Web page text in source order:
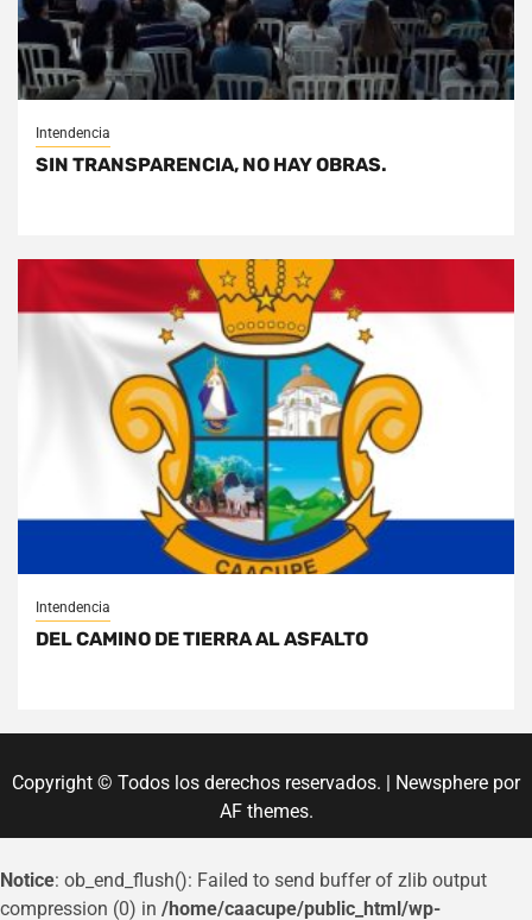
Intendencia
SIN TRANSPARENCIA, NO HAY OBRAS.
Intendencia
DEL CAMINO DE TIERRA AL ASFALTO
Copyright © Todos los derechos reservados. | Newsphere por
AF themes.
Notice: ob_end_flush(): Failed to send buffer of zlib output
compression (0) in /home/caacupe/public_html/wp-